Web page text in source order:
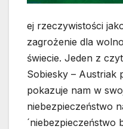
ej rzeczywistości
zagrożenie dla
świecie. Jeden z
Sobiesky – Austriak
pokazuje nam w
niebezpieczeństwo
´niebezpieczeństwo